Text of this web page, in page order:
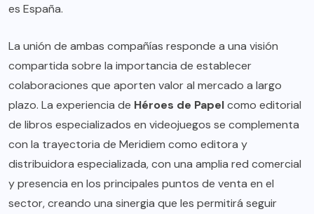
es España.
La unión de ambas compañías responde a una visión
compartida sobre la importancia de establecer
colaboraciones que aporten valor al mercado a largo
plazo. La experiencia de Héroes de Papelcomo editorial
de libros especializados en videojuegos se complementa
con la trayectoria de Meridiem como editora y
distribuidora especializada, con una amplia red comercial
y presencia en los principales puntos de venta en el
sector, creando una sinergia que les permitirá seguir